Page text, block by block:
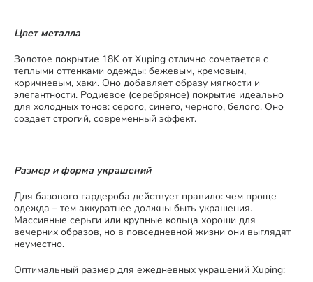
Цвет металла
Золотое покрытие 18K от Xuping отлично сочетается с
теплыми оттенками одежды: бежевым, кремовым,
коричневым, хаки. Оно добавляет образу мягкости и
элегантности. Родиевое (серебряное) покрытие идеально
для холодных тонов: серого, синего, черного, белого. Оно
создает строгий, современный эффект.
Размер и форма украшений
Для базового гардероба действует правило: чем проще
одежда – тем аккуратнее должны быть украшения.
Массивные серьги или крупные кольца хороши для
вечерних образов, но в повседневной жизни они выглядят
неуместно.
Оптимальный размер для ежедневных украшений Xuping: